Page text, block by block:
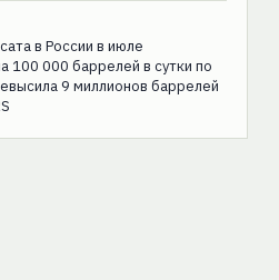
в России в июле
100 000 баррелей в сутки по
9 миллионов баррелей